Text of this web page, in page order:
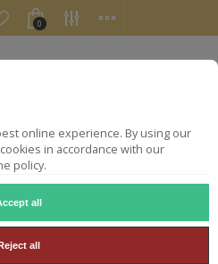
online experience. By using our
in accordance with our
policy.
all
all
0
AUTRES